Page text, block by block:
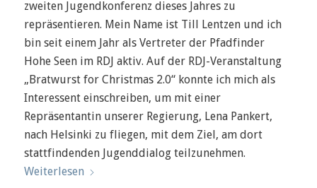
zweiten Jugendkonferenz dieses Jahres zu
repräsentieren. Mein Name ist Till Lentzen und ich
bin seit einem Jahr als Vertreter der Pfadfinder
Hohe Seen im RDJ aktiv. Auf der RDJ-Veranstaltung
„Bratwurst for Christmas 2.0“ konnte ich mich als
Interessent einschreiben, um mit einer
Repräsentantin unserer Regierung, Lena Pankert,
nach Helsinki zu fliegen, mit dem Ziel, am dort
stattfindenden Jugenddialog teilzunehmen.
Weiterlesen